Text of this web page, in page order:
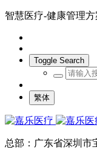
智慧医疗-健康管理
Toggle Search
繁体
总部：广东省深圳市